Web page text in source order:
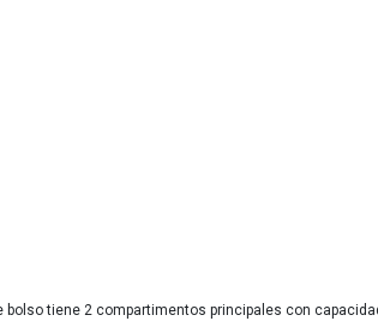
tiene 2 compartimentos principales con